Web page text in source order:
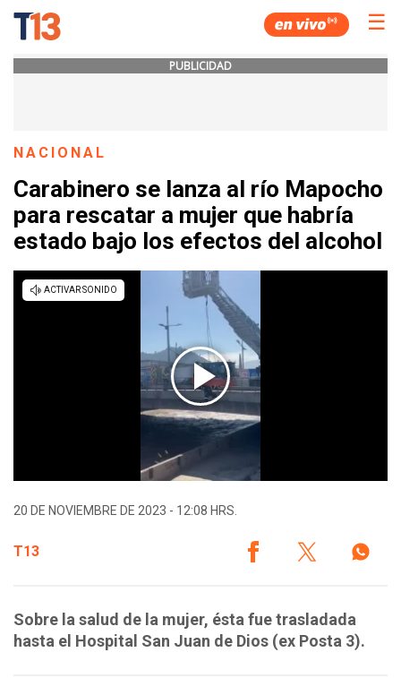
☰
PUBLICIDAD
NACIONAL
Carabinero se lanza al río Mapocho
para rescatar a mujer que habría
estado bajo los efectos del alcohol
20 DE NOVIEMBRE DE 2023 - 12:08 HRS.
T13
Sobre la salud de la mujer, ésta fue trasladada
hasta el Hospital San Juan de Dios (ex Posta 3).